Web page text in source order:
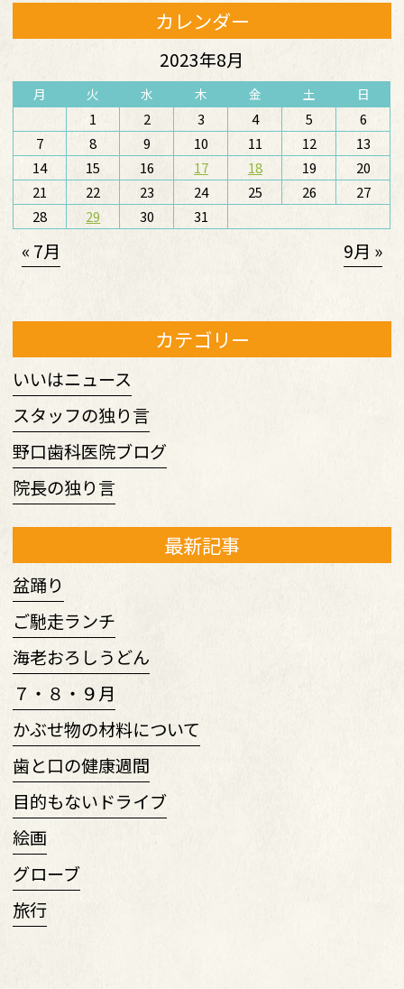
カレンダー
2023年8月
月 火 水 木 金 土 日
1 2 3 4 5
6
7
8 9 10 11 12
13
14
15 16 17 18 19
20
21
22 23 24 25 26
27
28
29 30 31
« 7月 9月 »
カテゴリー
いいはニュース
スタッフの独り言
野口歯科医院ブログ
院長の独り言
最新記事
盆踊り
ご馳走ランチ
海老おろしうどん
７・８・９月
かぶせ物の材料について
歯と口の健康週間
目的もないドライブ
絵画
グローブ
旅行